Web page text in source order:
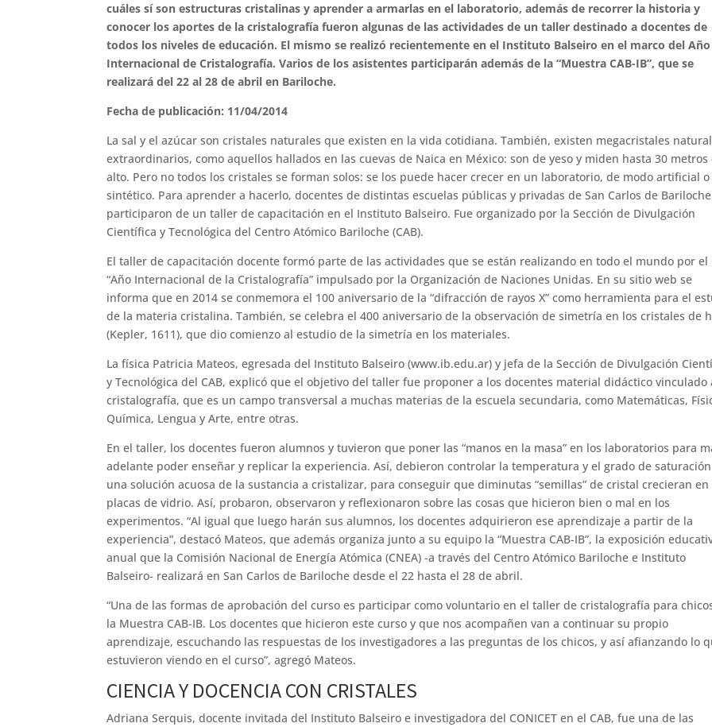
cuáles sí son estructuras cristalinas y aprender a armarlas en el laboratorio, además de recorrer la historia y
conocer los aportes de la cristalografía fueron algunas de las actividades de un taller destinado a docentes de
todos los niveles de educación. El mismo se realizó recientemente en el Instituto Balseiro en el marco del Año
Internacional de Cristalografía. Varios de los asistentes participarán además de la “Muestra CAB-IB”, que se
realizará del 22 al 28 de abril en Bariloche.
Fecha de publicación: 11/04/2014
La sal y el azúcar son cristales naturales que existen en la vida cotidiana. También, existen megacristales
extraordinarios, como aquellos hallados en las cuevas de Naica en México: son de yeso y miden hasta 30 metros
alto. Pero no todos los cristales se forman solos: se los puede hacer crecer en un laboratorio, de modo artificial o
sintético. Para aprender a hacerlo, docentes de distintas escuelas públicas y privadas de San Carlos de Bariloche
participaron de un taller de capacitación en el Instituto Balseiro. Fue organizado por la Sección de Divulgación
Científica y Tecnológica del Centro Atómico Bariloche (CAB).
El taller de capacitación docente formó parte de las actividades que se están realizando en todo el mundo por el
“Año Internacional de la Cristalografía” impulsado por la Organización de Naciones Unidas. En su sitio web se
informa que en 2014 se conmemora el 100 aniversario de la “difracción de rayos X” como herramienta para el
de la materia cristalina. También, se celebra el 400 aniversario de la observación de simetría en los cristales de
(Kepler, 1611), que dio comienzo al estudio de la simetría en los materiales.
La física Patricia Mateos, egresada del Instituto Balseiro (www.ib.edu.ar) y jefa de la Sección de Divulgación
y Tecnológica del CAB, explicó que el objetivo del taller fue proponer a los docentes material didáctico vinculado
cristalografía, que es un campo transversal a muchas materias de la escuela secundaria, como Matemáticas,
Química, Lengua y Arte, entre otras.
En el taller, los docentes fueron alumnos y tuvieron que poner las “manos en la masa” en los laboratorios para
adelante poder enseñar y replicar la experiencia. Así, debieron controlar la temperatura y el grado de
una solución acuosa de la sustancia a cristalizar, para conseguir que diminutas “semillas” de cristal crecieran en
placas de vidrio. Así, probaron, observaron y reflexionaron sobre las cosas que hicieron bien o mal en los
experimentos. “Al igual que luego harán sus alumnos, los docentes adquirieron ese aprendizaje a partir de la
experiencia”, destacó Mateos, que además organiza junto a su equipo la “Muestra CAB-IB”, la exposición
anual que la Comisión Nacional de Energía Atómica (CNEA) -a través del Centro Atómico Bariloche e Instituto
Balseiro- realizará en San Carlos de Bariloche desde el 22 hasta el 28 de abril.
“Una de las formas de aprobación del curso es participar como voluntario en el taller de cristalografía para
la Muestra CAB-IB. Los docentes que hicieron este curso y que nos acompañen van a continuar su propio
aprendizaje, escuchando las respuestas de los investigadores a las preguntas de los chicos, y así afianzando lo
estuvieron viendo en el curso”, agregó Mateos.
CIENCIA Y DOCENCIA CON CRISTALES
Adriana Serquis, docente invitada del Instituto Balseiro e investigadora del CONICET en el CAB, fue una de las